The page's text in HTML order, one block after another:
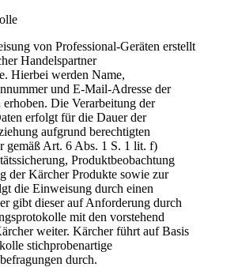
von Professional-Geräten erstellt
Handelspartner
Hierbei werden Name,
und E-Mail-Adresse der
erhoben. Die Verarbeitung der
erfolgt für die Dauer der
aufgrund berechtigten
gemäß Art. 6 Abs. 1 S. 1 lit. f)
Produktbeobachtung
der Kärcher Produkte sowie zur
die Einweisung durch einen
gibt dieser auf Anforderung durch
mit den vorstehend
weiter. Kärcher führt auf Basis
stichprobenartige
durch.